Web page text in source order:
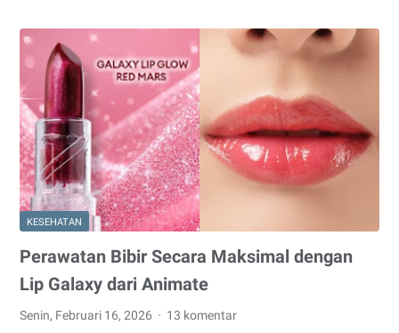
Perih
Lelah?
Atasi
Segera
dengan
Insto
Dry
Eyes!
KESEHATAN
Perawatan Bibir Secara Maksimal dengan
Lip Galaxy dari Animate
Senin, Februari 16, 2026 13 komentar